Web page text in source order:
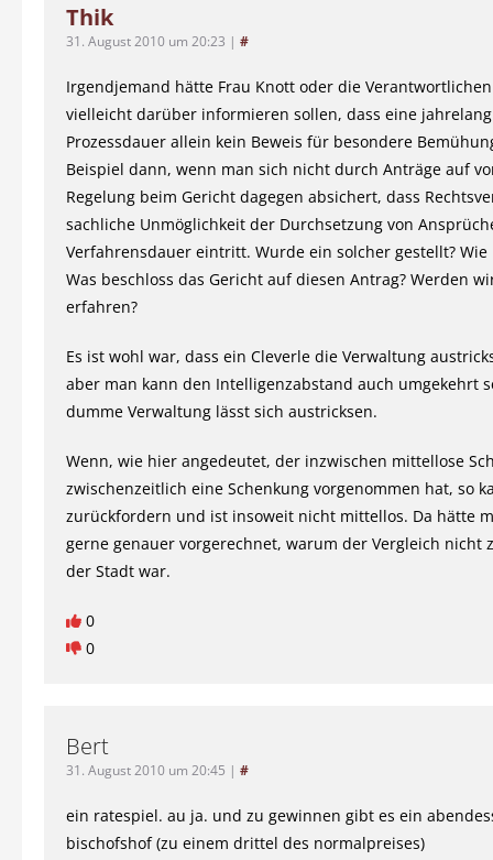
Thik
31. August 2010 um 20:23 | #
Irgendjemand hätte Frau Knott oder die
vielleicht darüber informieren sollen, dass eine jahrelang
Prozessdauer allein kein Beweis für besondere
Beispiel dann, wenn man sich nicht durch Anträge auf
Regelung beim Gericht dagegen absichert, dass
sachliche Unmöglichkeit der Durchsetzung von
Verfahrensdauer eintritt. Wurde ein solcher gestellt? Wie
Was beschloss das Gericht auf diesen Antrag? Werden
erfahren?
Es ist wohl war, dass ein Cleverle die Verwaltung
aber man kann den Intelligenzabstand auch umgekehrt
dumme Verwaltung lässt sich austricksen.
Wenn, wie hier angedeutet, der inzwischen mittellose
zwischenzeitlich eine Schenkung vorgenommen hat, so
zurückfordern und ist insoweit nicht mittellos. Da hätte
gerne genauer vorgerechnet, warum der Vergleich nicht
der Stadt war.
0
0
Bert
31. August 2010 um 20:45 | #
ein ratespiel. au ja. und zu gewinnen gibt es ein
bischofshof (zu einem drittel des normalpreises)